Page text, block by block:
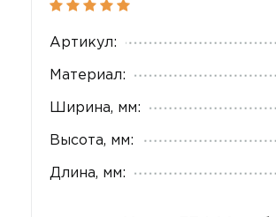
Артикул:
Материал:
Ширина, мм:
Высота, мм:
Длина, мм: